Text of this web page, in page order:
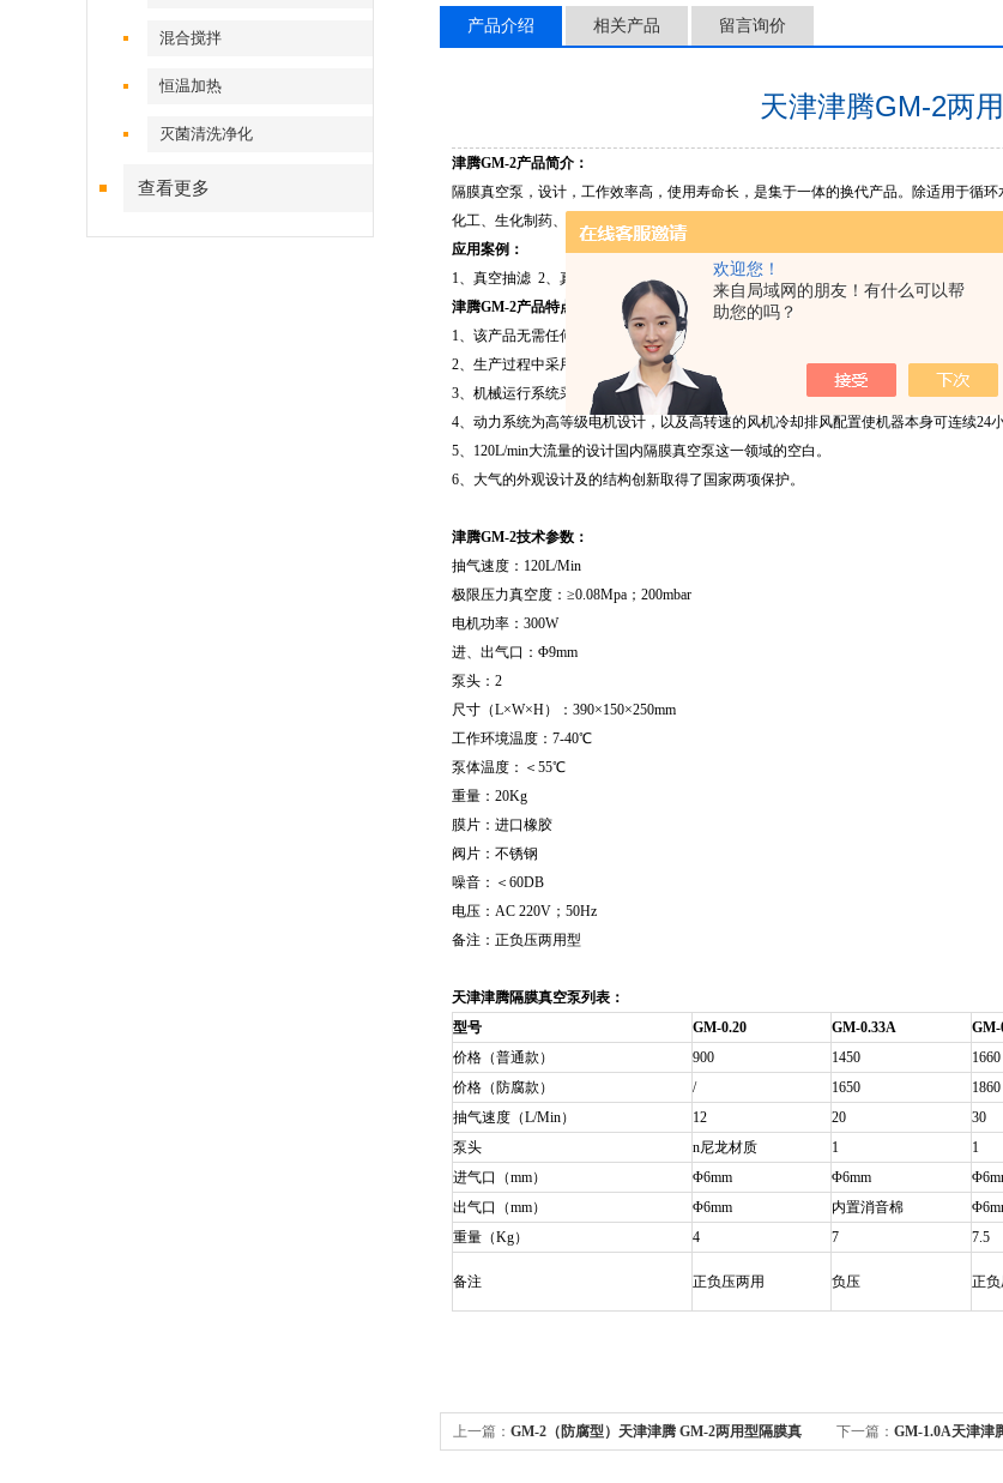
欢迎您！
来自局域网的朋友！有什么可以帮
助您的吗？
混合搅拌
恒温加热
灭菌清洗净化
查看更多
产品介绍 相关产品 留言询价
天津津腾GM-2两
津腾GM-2产品简介：
隔膜真空泵，设计，工作效率高，使用寿命长，是集于一体的换代产品。除适用于循
化工、生化制药、食品检验、刑侦技术等领域，是为精密色谱仪器配套的产品，也是
应用案例：
1、真空抽滤 2、真空蒸馏 3、真空吸附 4、溶剂过滤 5、固相萃取 6、脱气 7、用于
津腾GM-2产品特点：
1、该产品无需任何介质（无油），不产生污染，保证空气的洁净。
2、生产过程中采用新技术新工艺。使其工作流畅，从而保证了理想的压力和真空度。
3、机械运行系统采用国际进口轴承，使整机运行平稳，振动小。
4、动力系统为高等级电机设计，以及高转速的风机冷却排风配置使机器本身可连续24
5、120L/min大流量的设计国内隔膜真空泵这一领域的空白。
6、大气的外观设计及的结构创新取得了国家两项保护。
津腾GM-2技术参数：
抽气速度：120L/Min
极限压力真空度：≥0.08Mpa；200mbar
电机功率：300W
进、出气口：Φ9mm
泵头：2
尺寸（L×W×H）：390×150×250mm
工作环境温度：7-40℃
泵体温度：＜55℃
重量：20Kg
膜片：进口橡胶
阀片：不锈钢
噪音：＜60DB
电压：AC 220V；50Hz
备注：正负压两用型
天津津腾隔膜真空泵列表：
型号
GM-0.20 GM-0.33A GM-
价格（普通款）
900 1450 1660
价格（防腐款）
/ 1650 1860
抽气速度（L/Min）
12 20 30
泵头
n尼龙材质 1 1
进气口（mm）
Φ6mm Φ6mm
出气口（mm）
Φ6mm 内置消音棉
重量（Kg）
4 7 7.5
备注 正负压两用 负压 正负
上一篇： GM-2（防腐型）天津津腾 GM-2两用型隔膜真 下一篇： GM-1.0A天津津